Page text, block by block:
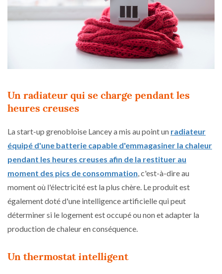
Un radiateur qui se charge pendant les
heures creuses
La start-up grenobloise Lancey a mis au point un radiateur
équipé d'une batterie capable d'emmagasiner la chaleur
pendant les heures creuses afin de la restituer au
moment des pics de consommation , c'est-à-dire au
moment où l'électricité est la plus chère. Le produit est
également doté d'une intelligence artificielle qui peut
déterminer si le logement est occupé ou non et adapter la
production de chaleur en conséquence.
Un thermostat intelligent